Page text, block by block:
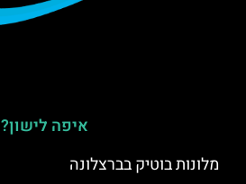
איפה לישון?
מלונות בוטיק בברצלונה